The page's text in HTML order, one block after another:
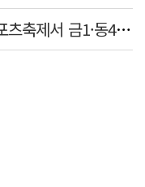
대구 선수단, 2026 국제청소년스포츠축제서 금1·동4 획득